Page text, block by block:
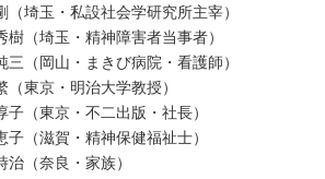
（埼玉・私設社会学研究所主宰）
樹（埼玉・精神障害者当事者）
三（岡山・まきび病院・看護師）
（東京・明治大学教授）
子（東京・不二出版・社長）
子（滋賀・精神保健福祉士）
治（奈良・家族）